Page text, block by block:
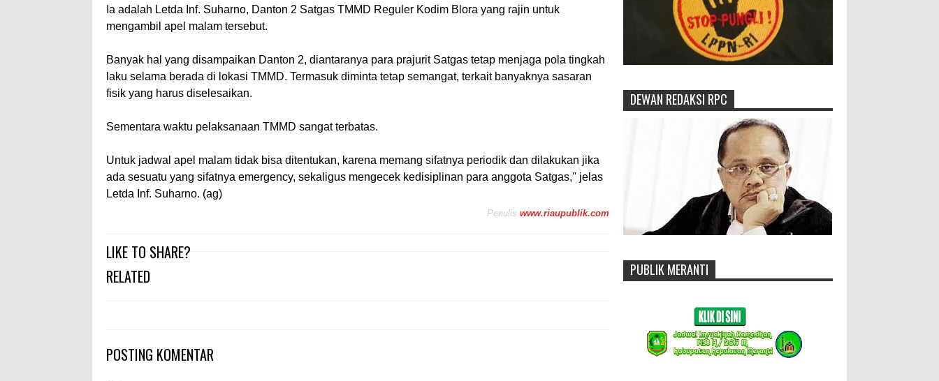
Ia adalah Letda Inf. Suharno, Danton 2 Satgas TMMD Reguler Kodim Blora yang rajin untuk
mengambil apel malam tersebut.
Banyak hal yang disampaikan Danton 2, diantaranya para prajurit Satgas tetap menjaga pola tingkah
laku selama berada di lokasi TMMD. Termasuk diminta tetap semangat, terkait banyaknya sasaran
fisik yang harus diselesaikan.
Sementara waktu pelaksanaan TMMD sangat terbatas.
Untuk jadwal apel malam tidak bisa ditentukan, karena memang sifatnya periodik dan dilakukan jika
ada sesuatu yang sifatnya emergency, sekaligus mengecek kedisiplinan para anggota Satgas,'' jelas
Letda Inf. Suharno. (ag)
Penulis www.riaupublik.com
LIKE TO SHARE?
RELATED
POSTING KOMENTAR
DEWAN REDAKSI RPC
PUBLIK MERANTI